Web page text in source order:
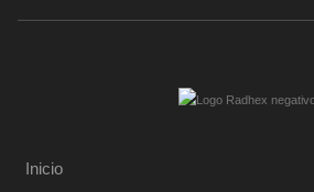
Inicio